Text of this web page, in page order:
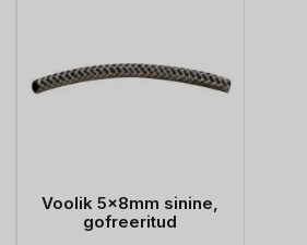
Voolik 5x8mm sinine,
gofreeritud